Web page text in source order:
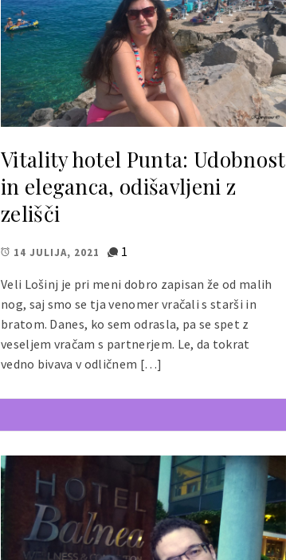
Vitality hotel Punta: Udobnost
in eleganca, odišavljeni z
zelišči
14 JULIJA, 2021 1
Veli Lošinj je pri meni dobro zapisan že od malih
nog, saj smo se tja venomer vračali s starši in
bratom. Danes, ko sem odrasla, pa se spet z
veseljem vračam s partnerjem. Le, da tokrat
vedno bivava v odličnem […]